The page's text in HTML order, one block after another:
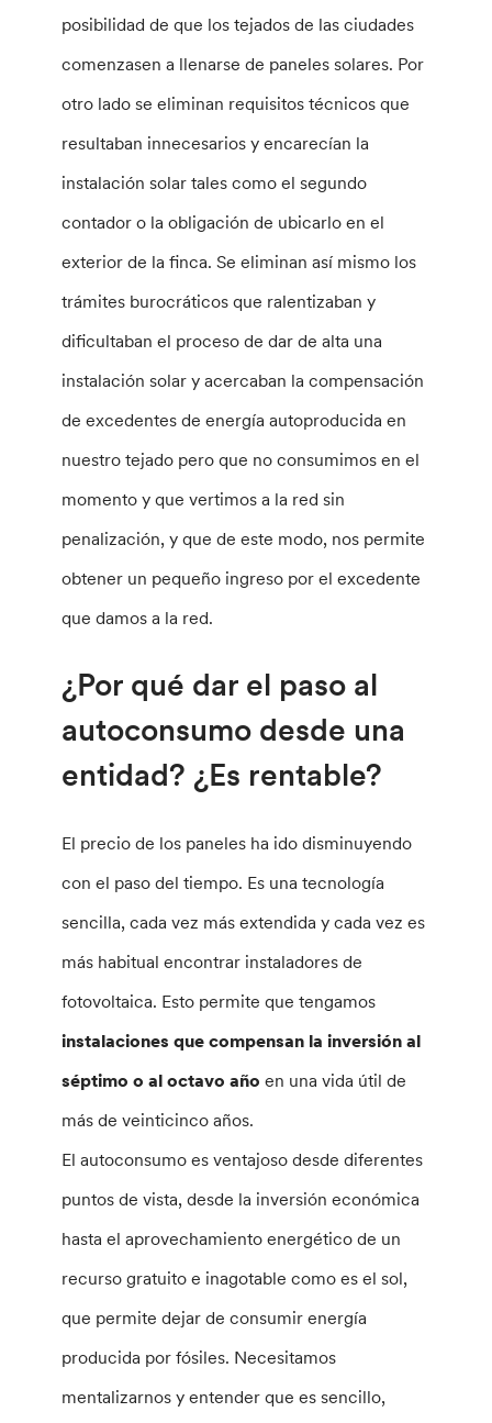
posibilidad de que los tejados de las ciudades
comenzasen a llenarse de paneles solares. Por
otro lado se eliminan requisitos técnicos que
resultaban innecesarios y encarecían la
instalación solar tales como el segundo
contador o la obligación de ubicarlo en el
exterior de la finca. Se eliminan así mismo los
trámites burocráticos que ralentizaban y
dificultaban el proceso de dar de alta una
instalación solar y acercaban la compensación
de excedentes de energía autoproducida en
nuestro tejado pero que no consumimos en el
momento y que vertimos a la red sin
penalización, y que de este modo, nos permite
obtener un pequeño ingreso por el excedente
que damos a la red.
¿Por qué dar el paso al
autoconsumo desde una
entidad? ¿Es rentable?
El precio de los paneles ha ido disminuyendo
con el paso del tiempo. Es una tecnología
sencilla, cada vez más extendida y cada vez es
más habitual encontrar instaladores de
fotovoltaica. Esto permite que tengamos
instalaciones que compensan la inversión al
séptimo o al octavo año en una vida útil de
más de veinticinco años.
El autoconsumo es ventajoso desde diferentes
puntos de vista, desde la inversión económica
hasta el aprovechamiento energético de un
recurso gratuito e inagotable como es el sol,
que permite dejar de consumir energía
producida por fósiles. Necesitamos
mentalizarnos y entender que es sencillo,